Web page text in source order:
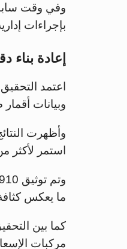
وفي وقت
بإجراءات
إعادة بناء
اعتمد
وبيانات
وأظهرت
استمر لأكثر
ما يعكس